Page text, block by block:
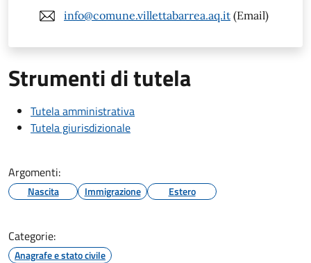
info@comune.villettabarrea.aq.it (Email)
Strumenti di tutela
Tutela amministrativa
Tutela giurisdizionale
Argomenti:
Nascita Immigrazione Estero
Categorie:
Anagrafe e stato civile